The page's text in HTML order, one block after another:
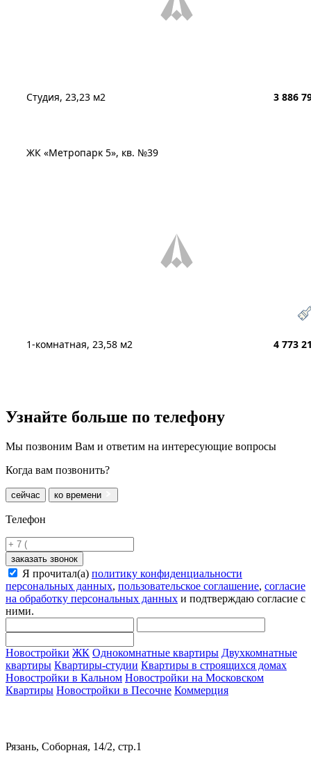
Студия, 23,23 м2 3 886
ЖК «Метропарк 5», кв. №39
1-комнатная, 23,58 м2 4 773
Узнайте больше по телефону
Мы позвоним Вам и ответим на интересующие вопросы
Когда вам позвонить?
сейчас ко времени
Телефон
заказать звонок
Я прочитал(а) политику конфиденциальности
персональных данных, пользовательское соглашение, согласие
на обработку персональных данных и подтверждаю согласие с
ними.
Новостройки ЖК Однокомнатные квартиры Двухкомнатные
квартиры Квартиры-студии Квартиры в строящихся домах
Новостройки в Кальном Новостройки на Московском
Квартиры Новостройки в Песочне Коммерция
Рязань, Соборная, 14/2, стр.1